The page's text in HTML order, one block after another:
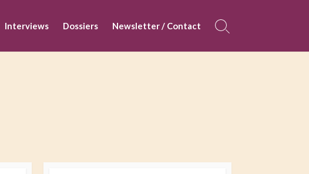
Interviews Dossiers Newsletter / Contact
Search